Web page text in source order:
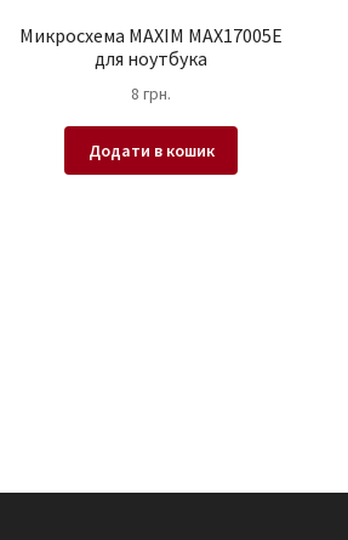
Микросхема MAXIM MAX17005E
для ноутбука
8грн.
Додати в кошик